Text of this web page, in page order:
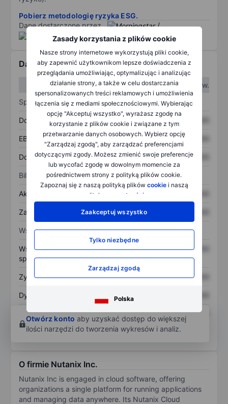
Zasady korzystania z plików cookie
Nasze strony internetowe wykorzystują pliki cookie,
aby zapewnić użytkownikom lepsze doświadczenia z
przeglądania umożliwiając, optymalizując i analizując
działanie strony, a także w celu dostarczania
spersonalizowanych treści reklamowych i umożliwienia
łączenia się z mediami społecznościowymi. Wybierając
opcję "Akceptuj wszystko", wyrażasz zgodę na
korzystanie z plików cookie i związane z tym
przetwarzanie danych osobowych. Wybierz opcję
"Zarządzaj zgodą", aby zarządzać preferencjami
dotyczącymi zgody. Możesz zmienić swoje preferencje
lub wycofać zgodę w dowolnym momencie za
pośrednictwem strony z polityką plików cookie.
Zapoznaj się z naszą polityką plików cookiei naszą
polityką
prywatności
Zaakceptuj wszystko
Tylko niezbędne
Zarządzaj zgodą
Polska
Pobierz metodologię ryzyka ESG.
Dane dostarczone przez
/
Dane finansowe
W I kw.
W II kw.
Sprawozdanie z zysków
Dochód XXXXXXX
EBITDA XXXXXXX XXXXXXX
Dochód netto XXXXXXX XXXXXXX
Bilans
Aktywa ogółem XXXXXXX
Zadłużenie ogółem XXXXXXX
Wskaźniki
Współczynnik cena do
sprzedaży
XXXXXXX XXXXXXX
Zysk na akcję XXXXXXX XXXXXXX
Dywidenda na akcję XXXXXXX
Zwrot z kapitału
własnego
XXXXXXX XXXXXXX
Otwórz konto aby uzyskać dostęp do większej
ilości narzędzi do tworzenia wykresów i analiz.
O firmie Nutanix Inc.
Nutanix Inc is engaged in cloud software, offering
organizations a single platform for running applications
and managing data anywhere. Its Nutanix Cloud